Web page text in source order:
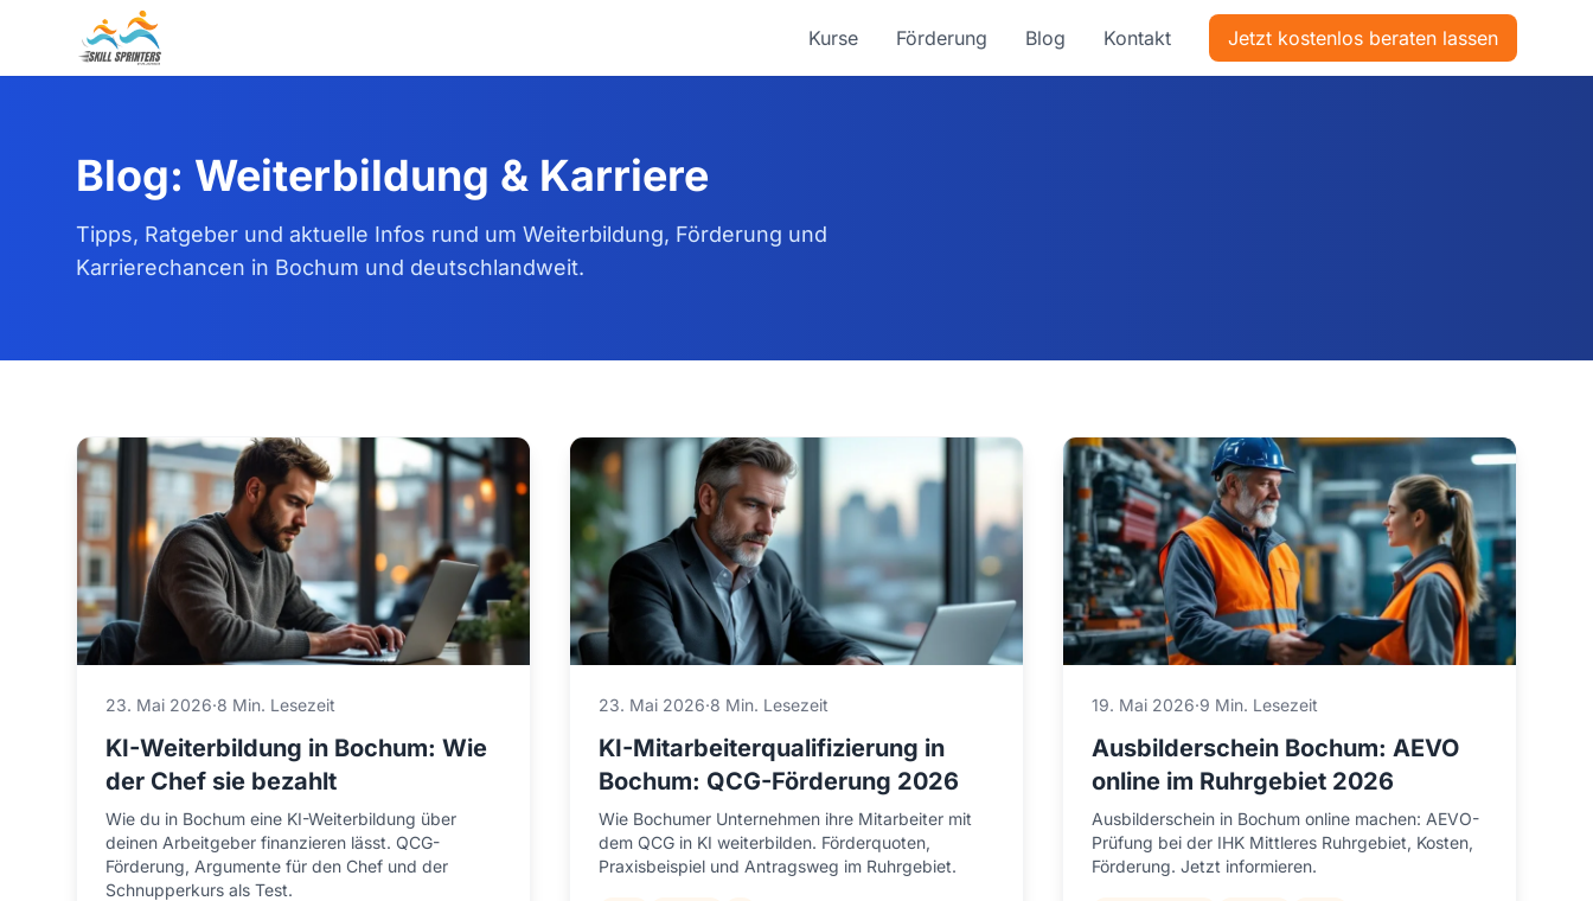
Kurse Förderung Blog Kontakt Jetzt kostenlos beraten lassen
Blog: Weiterbildung & Karriere
Tipps, Ratgeber und aktuelle Infos rund um Weiterbildung, Förderung und
Karrierechancen in Bochum und deutschlandweit.
23. Mai 2026·8 Min. Lesezeit
KI-Weiterbildung in Bochum: Wie
der Chef sie bezahlt
Wie du in Bochum eine KI-Weiterbildung über
deinen Arbeitgeber finanzieren lässt. QCG-
Förderung, Argumente für den Chef und der
Schnupperkurs als Test.
23. Mai 2026·8 Min. Lesezeit
KI-Mitarbeiterqualifizierung in
Bochum: QCG-Förderung 2026
Wie Bochumer Unternehmen ihre Mitarbeiter mit
dem QCG in KI weiterbilden. Förderquoten,
Praxisbeispiel und Antragsweg im Ruhrgebiet.
19. Mai 2026·9 Min. Lesezeit
Ausbilderschein Bochum: AEVO
online im Ruhrgebiet 2026
Ausbilderschein in Bochum online machen: AEVO-
Prüfung bei der IHK Mittleres Ruhrgebiet, Kosten,
Förderung. Jetzt informieren.